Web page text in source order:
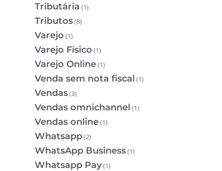
Tributária (1)
Tributos(8)
Varejo (1)
Varejo Físico (1)
Varejo Online(1)
Venda sem nota fiscal (1)
Vendas(3)
Vendas omnichannel (1)
Vendas online(1)
Whatsapp(2)
WhatsApp Business(1)
Whatsapp Pay(1)